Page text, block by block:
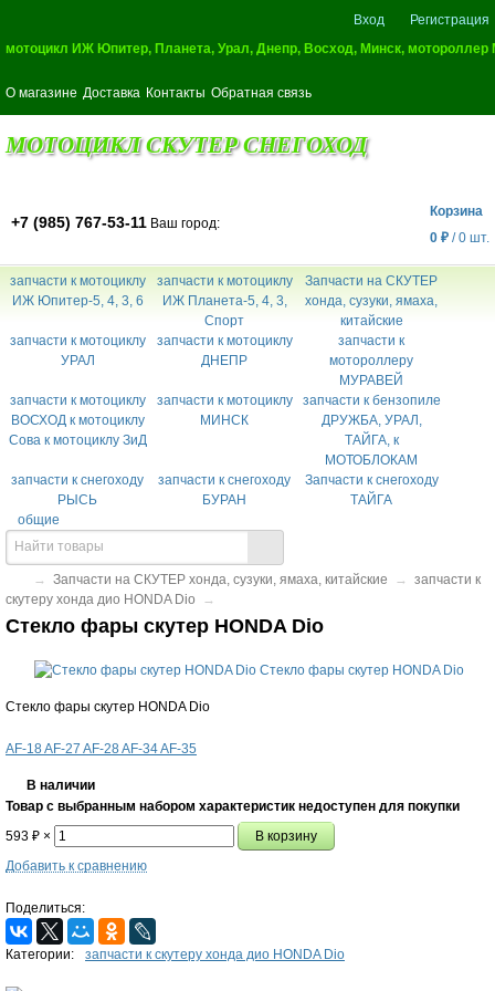
Вход
Регистрация
мотоцикл ИЖ Юпитер, Планета, Урал, Днепр, Восход, Минск,
О магазине Доставка Контакты Обратная связь
МОТОЦИКЛ СКУТЕР СНЕГОХОД
+7 (985) 767-53-11 Ваш город:
Корзина
0 ₽ /0 шт.
запчасти к мотоциклу
ИЖ Юпитер-5, 4, 3, 6
запчасти к мотоциклу
ИЖ Планета-5, 4, 3,
Спорт
Запчасти на СКУТЕР
хонда, сузуки, ямаха,
китайские
запчасти к мотоциклу
УРАЛ
запчасти к мотоциклу
ДНЕПР
запчасти к
мотороллеру
МУРАВЕЙ
запчасти к мотоциклу
ВОСХОД к мотоциклу
Сова к мотоциклу ЗиД
запчасти к мотоциклу
МИНСК
запчасти к бензопиле
ДРУЖБА, УРАЛ,
ТАЙГА, к
МОТОБЛОКАМ
запчасти к снегоходу
РЫСЬ
запчасти к снегоходу
БУРАН
Запчасти к снегоходу
ТАЙГА
общие
→ Запчасти на СКУТЕР хонда, сузуки, ямаха, китайские →
запчасти к
скутеру хонда дио HONDA Dio
→
Стекло фары скутер HONDA Dio
Стекло фары скутер HONDA Dio
AF-18AF-27 AF-28AF-34AF-35
В наличии
Товар с выбранным набором характеристик недоступен для покупки
593 ₽ ×
Добавить к сравнению
Поделиться:
Категории: запчасти к скутеру хонда дио HONDA Dio